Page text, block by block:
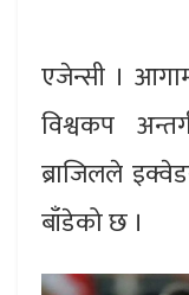
एजेन्सी ।
विश्वकप
ब्राजिलले
बाँडेको छ ।